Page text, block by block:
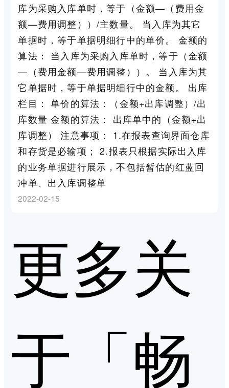
库为采购入库单时，等于（金额—（费用金
额—费用调整））/主数量。 当入库为其它
单据时，等于单据明细行中的单价。 金额的
算法： 当入库为采购入库单时，等于（金额
—（费用金额—费用调整））。 当入库为其
它单据时，等于单据明细行中的金额。 出库
栏目： 单价的算法：（金额+出库调整）/出
库数量 金额的算法： 出库单中的（金额+出
库调整） 注意事项： 1.在报表查询界面仓库
和存货是必输项； 2.报表只根据实际出入库
的业务单据进行展示，不包括暂估的红蓝回
冲单、出入库调整单
2022-02-15
更多关
于「畅